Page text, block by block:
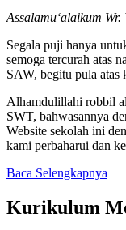
Assalamu‘alaikum Wr.
Segala puji hanya
semoga tercurah atas
SAW, begitu pula atas
Alhamdulillahi robbil
SWT, bahwasannya
Website sekolah ini
kami perbaharui dan
Baca Selengkapnya
Kurikulum